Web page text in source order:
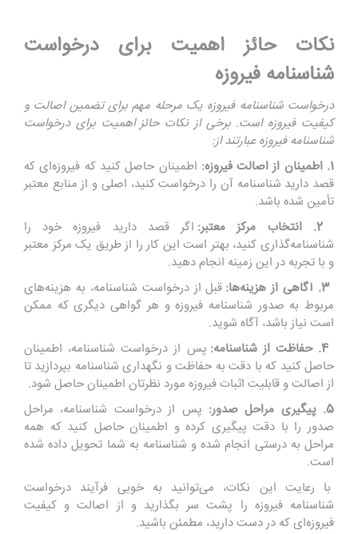
نکات حائز اهمیت برای درخواست
شناسنامه فیروزه
درخواست شناسنامه فیروزه یک مرحله مهم برای تضمین اصالت و
کیفیت فیروزه است. برخی از نکات حائز اهمیت برای درخواست
شناسنامه فیروزه عبارتند از:
1. اطمینان از اصالت فیروزه:
اطمینان حاصل کنید که فیروزه‌ای که
قصد دارید شناسنامه آن را درخواست کنید، اصلی و از منابع معتبر
تأمین شده باشد.
2. انتخاب مرکز معتبر:
اگر قصد دارید فیروزه خود را
شناسنامه‌گذاری کنید، بهتر است این کار را از طریق یک مرکز معتبر
و با تجربه در این زمینه انجام دهید.
3. آگاهی از هزینه‌ها:
قبل از درخواست شناسنامه، به هزینه‌های
مربوط به صدور شناسنامه فیروزه و هر گواهی دیگری که ممکن
است نیاز باشد، آگاه شوید.
4. حفاظت از شناسنامه:
پس از درخواست شناسنامه، اطمینان
حاصل کنید که با دقت به حفاظت و نگهداری شناسنامه بپردازید تا
از اصالت و قابلیت اثبات فیروزه مورد نظرتان اطمینان حاصل شود.
5. پیگیری مراحل صدور:
پس از درخواست شناسنامه، مراحل
صدور را با دقت پیگیری کرده و اطمینان حاصل کنید که همه
مراحل به درستی انجام شده و شناسنامه به شما تحویل داده شده
است.
با رعایت این نکات، می‌توانید به خوبی فرآیند درخواست
شناسنامه فیروزه را پشت سر بگذارید و از اصالت و کیفیت
فیروزه‌ای که در دست دارید، مطمئن باشید.